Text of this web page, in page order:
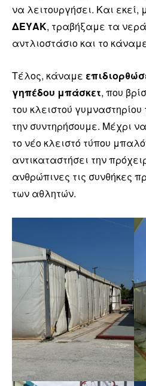
να λειτουργήσει. Και εκεί,
ΔΕΥΑΚ, τραβήξαμε τα
αντλιοστάσιο και το
Τέλος, κάναμε
γηπέδου μπάσκετ, που
του κλειστού
την συντηρήσουμε. Μέχρι
το νέο κλειστό τύπου
αντικαταστήσει την
ανθρώπινες τις συνθήκες
των αθλητών.